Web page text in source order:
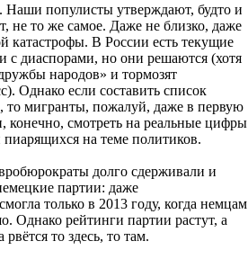
Наши популисты утверждают, будто и
не то же самое. Даже не близко, даже
катастрофы. В России есть текущие
с диаспорами, но они решаются (хотя
народов» и тормозят
Однако если составить список
то мигранты, пожалуй, даже в первую
конечно, смотреть на реальные цифры
на теме политиков.
долго сдерживали и
партии: даже
только в 2013 году, когда немцам
Однако рейтинги партии растут, а
то здесь, то там.